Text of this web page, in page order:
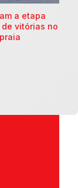
a etapa
de vitórias no